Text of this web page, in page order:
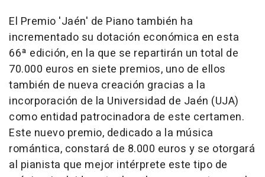
El Premio 'Jaén' de Piano también ha
incrementado su dotación económica en esta
66ª edición, en la que se repartirán un total de
70.000 euros en siete premios, uno de ellos
también de nueva creación gracias a la
incorporación de la Universidad de Jaén (UJA)
como entidad patrocinadora de este certamen.
Este nuevo premio, dedicado a la música
romántica, constará de 8.000 euros y se otorgará
al pianista que mejor intérprete este tipo de